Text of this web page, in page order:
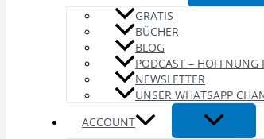
GRATIS
BÜCHER
BLOG
PODCAST – HOFFNUNG
NEWSLETTER
UNSER WHATSAPP
ACCOUNT